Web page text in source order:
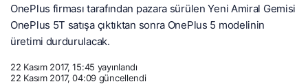
OnePlus firması tarafından pazara sürülen Yeni Amiral Gemisi
OnePlus 5T satışa çıktıktan sonra OnePlus 5 modelinin
üretimi durdurulacak.
22 Kasım 2017, 15:45 yayınlandı
22 Kasım 2017, 04:09 güncellendi